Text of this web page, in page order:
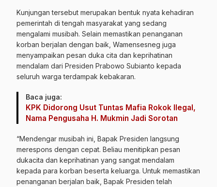
Kunjungan tersebut merupakan bentuk nyata kehadiran
pemerintah di tengah masyarakat yang sedang
mengalami musibah. Selain memastikan penanganan
korban berjalan dengan baik, Wamensesneg juga
menyampaikan pesan duka cita dan keprihatinan
mendalam dari Presiden Prabowo Subianto kepada
seluruh warga terdampak kebakaran.
Baca juga:
KPK Didorong Usut Tuntas Mafia Rokok Ilegal,
Nama Pengusaha H. Mukmin Jadi Sorotan
“Mendengar musibah ini, Bapak Presiden langsung
merespons dengan cepat. Beliau menitipkan pesan
dukacita dan keprihatinan yang sangat mendalam
kepada para korban beserta keluarga. Untuk memastikan
penanganan berjalan baik, Bapak Presiden telah